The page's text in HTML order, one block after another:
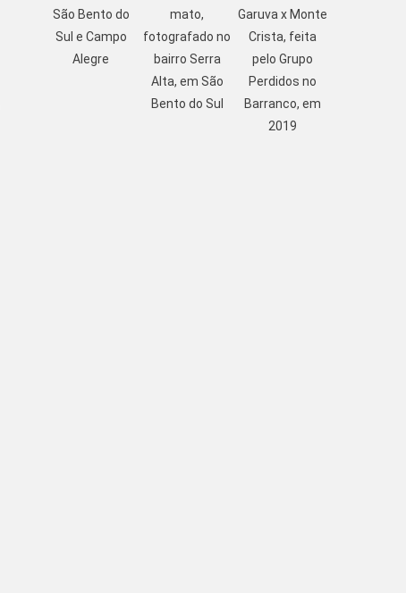
São Bento do
Sul e Campo
Alegre
mato,
fotografado no
bairro Serra
Alta, em São
Bento do Sul
Garuva x Monte
Crista, feita
pelo Grupo
Perdidos no
Barranco, em
2019